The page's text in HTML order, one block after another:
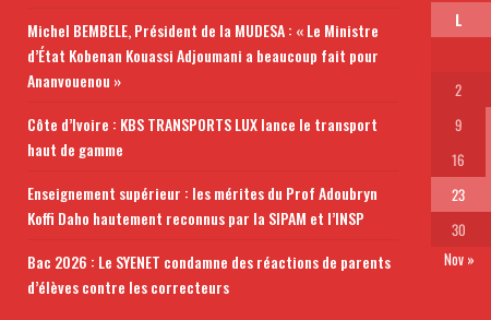
Michel BEMBELE, Président de la MUDESA : « Le Ministre
d’État Kobenan Kouassi Adjoumani a beaucoup fait pour
Ananvouenou »
Côte d’Ivoire : KBS TRANSPORTS LUX lance le transport
haut de gamme
Enseignement supérieur : les mérites du Prof Adoubryn
Koffi Daho hautement reconnus par la SIPAM et l’INSP
Bac 2026 : Le SYENET condamne des réactions de parents
d’élèves contre les correcteurs
L
2
9
16
23
30
Nov »